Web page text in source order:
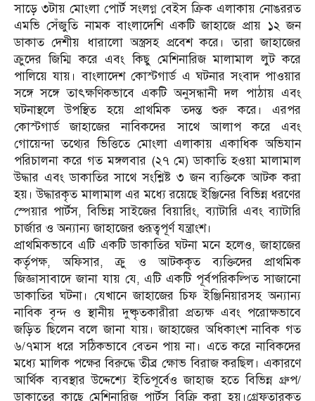
সাড়ে ৩টায় মোংলা পোর্ট সংলগ্ন বেইস ক্রিক এলাকায় নোঙররত
এমভি সেঁজুতি নামক বাংলাদেশি একটি জাহাজে প্রায় ১২ জন
ডাকাত দেশীয় ধারালো অস্ত্রসহ প্রবেশ করে। তারা জাহাজের
ক্রুদের জিম্মি করে এবং কিছু মেশিনারিজ মালামাল লুট করে
পালিয়ে যায়। বাংলাদেশ কোস্টগার্ড এ ঘটনার সংবাদ পাওয়ার
সঙ্গে সঙ্গে তাৎক্ষণিকভাবে একটি অনুসন্ধানী দল পাঠায় এবং
ঘটনাস্থলে উপস্থিত হয়ে প্রাথমিক তদন্ত শুরু করে। এরপর
কোস্টগার্ড জাহাজের নাবিকদের সাথে আলাপ করে এবং
গোয়েন্দা তথ্যের ভিত্তিতে মোংলা এলাকায় একাধিক অভিযান
পরিচালনা করে গত মঙ্গলবার (২৭ মে) ডাকাতি হওয়া মালামাল
উদ্ধার এবং ডাকাতির সাথে সংশ্লিষ্ট ৩ জন ব্যক্তিকে আটক করা
হয়। উদ্ধারকৃত মালামাল এর মধ্যে রয়েছে ইঞ্জিনের বিভিন্ন ধরণের
স্পেয়ার পার্টস, বিভিন্ন সাইজের বিয়ারিং, ব্যাটারি এবং ব্যাটারি
চার্জার ও অন্যান্য জাহাজের গুরূত্বপূর্ণ যন্ত্রাংশ।
প্রাথমিকভাবে এটি একটি ডাকাতির ঘটনা মনে হলেও, জাহাজের
কর্তৃপক্ষ, অফিসার, ক্রু ও আটককৃত ব্যক্তিদের প্রাথমিক
জিজ্ঞাসাবাদে জানা যায় যে, এটি একটি পূর্বপরিকল্পিত সাজানো
ডাকাতির ঘটনা। যেখানে জাহাজের চিফ ইঞ্জিনিয়ারসহ অন্যান্য
নাবিক বৃন্দ ও স্থানীয় দুষ্কৃতকারীরা প্রত্যক্ষ এবং পরোক্ষভাবে
জড়িত ছিলেন বলে জানা যায়। জাহাজের অধিকাংশ নাবিক গত
৬/৭মাস ধরে সঠিকভাবে বেতন পায় না। এতে করে নাবিকদের
মধ্যে মালিক পক্ষের বিরুদ্ধে তীব্র ক্ষোভ বিরাজ করছিল। একারণে
আর্থিক ব্যবস্থার উদ্দেশ্যে ইতিপূর্বেও জাহাজ হতে বিভিন্ন গ্রুপ/
ডাকাতের কাছে মেশিনারিজ পার্টস বিক্রি করা হয়।গ্রেফতারকৃত